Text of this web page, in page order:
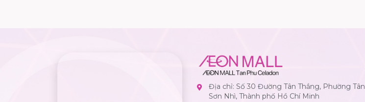
Địa chỉ: Số 30 Đường Tân Thắng, Phường Tân
Sơn Nhì, Thành phố Hồ Chí Minh